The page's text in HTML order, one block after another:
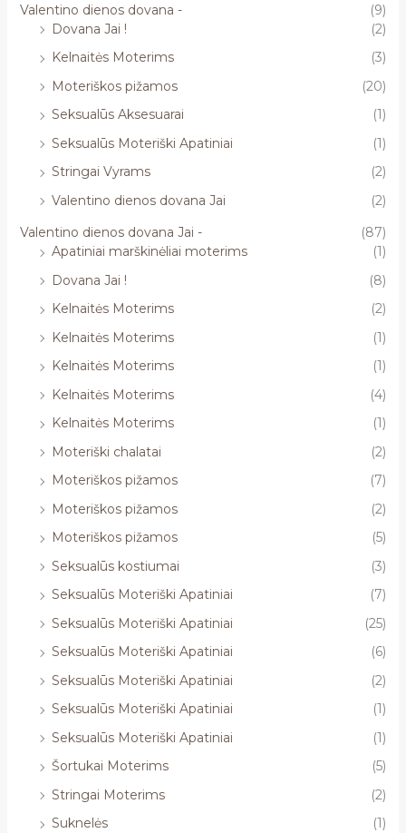
Valentino dienos dovana -
(9)
Dovana Jai !
(2)
Kelnaitės Moterims
(3)
Moteriškos pižamos
(20)
Seksualūs Aksesuarai
(1)
Seksualūs Moteriški Apatiniai
(1)
Stringai Vyrams
(2)
Valentino dienos dovana Jai
(2)
Valentino dienos dovana Jai -
(87)
Apatiniai marškinėliai moterims
(1)
Dovana Jai !
(8)
Kelnaitės Moterims
(2)
Kelnaitės Moterims
(1)
Kelnaitės Moterims
(1)
Kelnaitės Moterims
(4)
Kelnaitės Moterims
(1)
Moteriški chalatai
(2)
Moteriškos pižamos
(7)
Moteriškos pižamos
(2)
Moteriškos pižamos
(5)
Seksualūs kostiumai
(3)
Seksualūs Moteriški Apatiniai
(7)
Seksualūs Moteriški Apatiniai
(25)
Seksualūs Moteriški Apatiniai
(6)
Seksualūs Moteriški Apatiniai
(2)
Seksualūs Moteriški Apatiniai
(1)
Seksualūs Moteriški Apatiniai
(1)
Šortukai Moterims
(5)
Stringai Moterims
(2)
Suknelės
(1)